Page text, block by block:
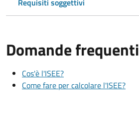
Requisiti soggettivi
Domande frequenti
Cos'è l'ISEE?
Come fare per calcolare l'ISEE?